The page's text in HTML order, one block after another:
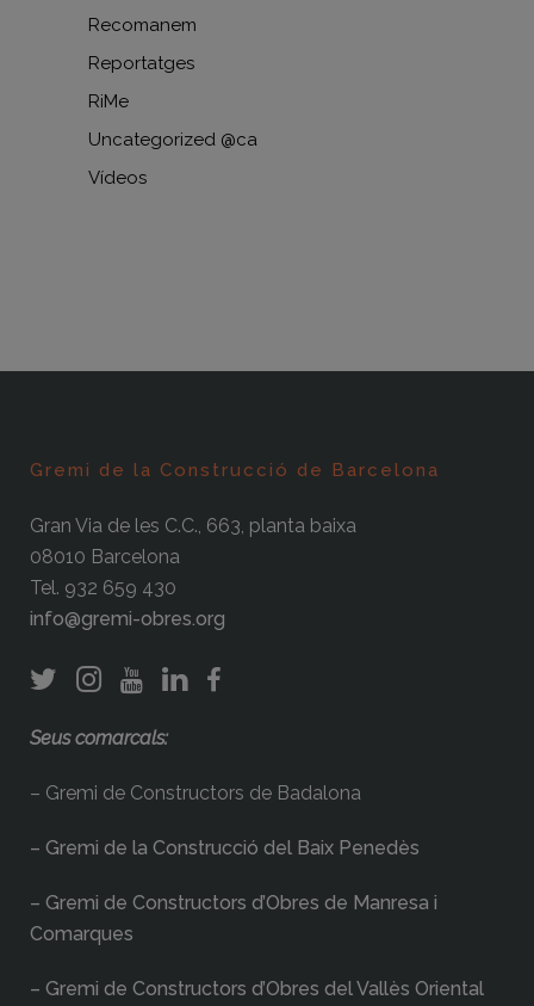
Recomanem
Reportatges
RiMe
Uncategorized @ca
Vídeos
Gremi de la Construcció de Barcelona
Gran Via de les C.C., 663, planta baixa
08010 Barcelona
Tel. 932 659 430
info@gremi-obres.org
Seus comarcals:
– Gremi de Constructors de Badalona
– Gremi de la Construcció del Baix Penedès
– Gremi de Constructors d’Obres de Manresa i
Comarques
– Gremi de Constructors d’Obres del Vallès Oriental